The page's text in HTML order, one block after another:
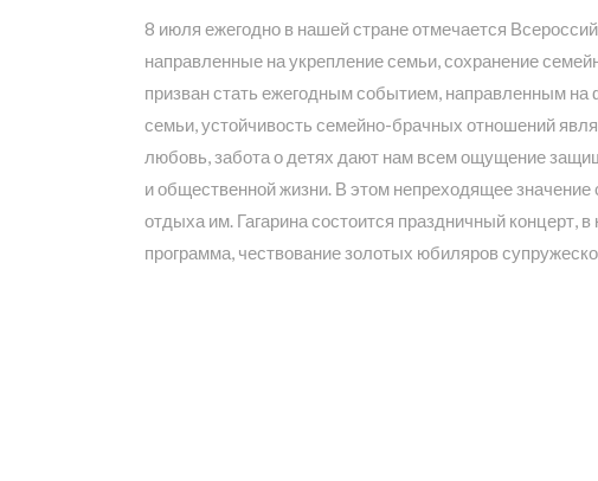
8 июля ежегодно в нашей стране отмечается
направленные на укрепление семьи, сохранение
призван стать ежегодным событием, направленным
семьи, устойчивость семейно-брачных отношений
любовь, забота о детях дают нам всем ощущение
и общественной жизни. В этом непреходящее
отдыха им. Гагарина состоится праздничный концерт,
программа, чествование золотых юбиляров